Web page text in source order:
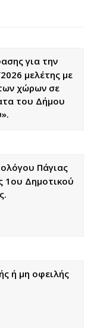
για την
μελέτης με
χώρων σε
του Δήμου
Πάγιας
1ου Δημοτικού
ή μη οφειλής